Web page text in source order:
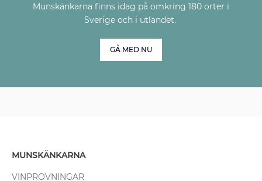
Munskänkarna finns idag på omkring 180 orter i
Sverige och i utlandet.
GÅ MED NU
MUNSKÄNKARNA
VINPROVNINGAR